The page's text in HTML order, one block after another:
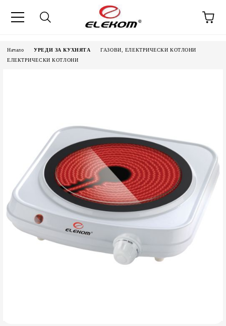
Начало УРЕДИ ЗА КУХНЯТА
ГАЗОВИ, ЕЛЕКТРИЧЕСКИ КОТЛОНИ
ЕЛЕКТРИЧЕСКИ КОТЛОНИ